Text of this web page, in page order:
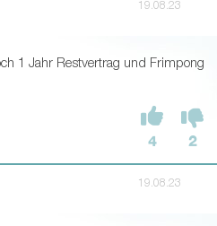
19.08.23
1 Jahr Restvertrag und Frimpong
4 2
19.08.23